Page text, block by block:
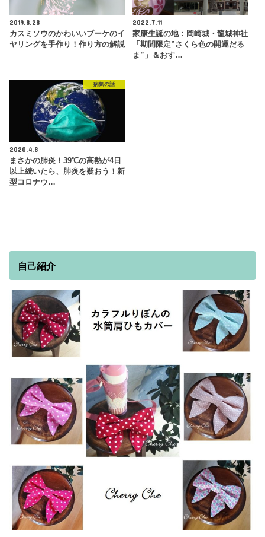
2019.8.28
カスミソウのかわいいブーケのイ
ヤリングを手作り！作り方の解説
2022.7.11
家康生誕の地：岡崎城・龍城神社
「期間限定”さくら色の開運だる
ま”」＆おす…
病気の話
2020.4.8
まさかの肺炎！39℃の高熱が4日
以上続いたら、肺炎を疑おう！新
型コロナウ…
自己紹介